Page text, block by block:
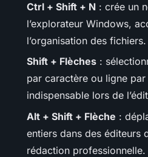
Ctrl + Shift + N : crée un
l’explorateur Windows,
l’organisation des fichiers.
Shift + Flèches :
par caractère ou ligne
indispensable lors de
Alt + Shift + Flèche :
entiers dans des éditeurs
rédaction professionnelle.